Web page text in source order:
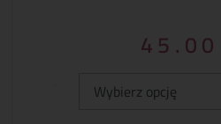
45.00